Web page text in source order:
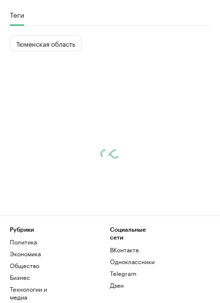
Теги
Тюменская область
Рубрики
Политика
Экономика
Общество
Бизнес
Технологии и
медиа
Социальные
сети
ВКонтакте
Одноклассники
Telegram
Дзен